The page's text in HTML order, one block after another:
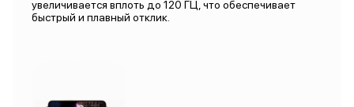
увеличивается вплоть до 120 ГЦ, что обеспечивает
быстрый и плавный отклик.